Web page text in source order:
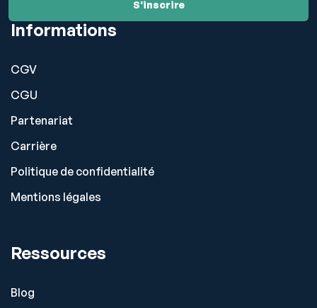
Informations
CGV
CGU
Partenariat
Carrière
Politique de confidentialité
Mentions légales
Ressources
Blog